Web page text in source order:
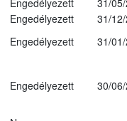
Engedélyezett
31/
Engedélyezett
31/
Engedélyezett
31/
Engedélyezett 30/